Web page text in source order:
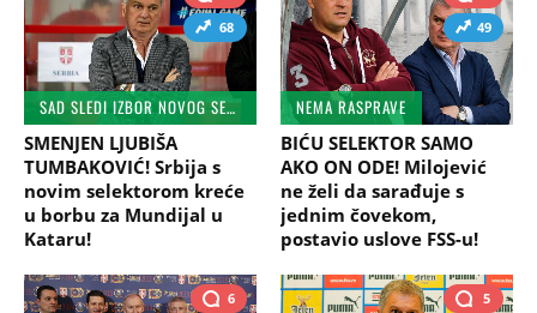
68
SAD SLEDI IZBOR NOVOG SELEKTORA
SMENJEN LJUBIŠA
TUMBAKOVIĆ! Srbija s
novim selektorom kreće
u borbu za Mundijal u
Kataru!
49
NEMA RASPRAVE
BIĆU SELEKTOR SAMO
AKO ON ODE! Milojević
ne želi da sarađuje s
jednim čovekom,
postavio uslove FSS-u!
6
5